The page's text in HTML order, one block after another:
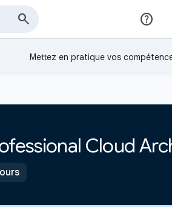
Mettez en pratique vos
Cloud